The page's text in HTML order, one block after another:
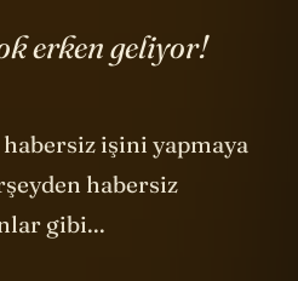
işini yapmaya
habersiz